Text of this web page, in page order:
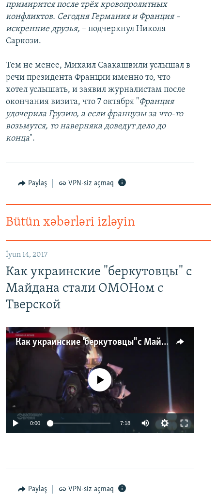
примирится после трёх кровопролитных
конфликтов. Сегодня Германия и Франция –
искренние друзья, – подчеркнул Николя
Саркози.
Тем не менее, Михаил Саакашвили услышал в
речи президента Франции именно то, что
хотел услышать, и заявил журналистам после
окончания визита, что 7 октября "Франция
удочерила Грузию, а если французы за что-то
возьмутся, то наверняка доведут дело до
конца".
Paylaş VPN-siz açmaq
Bütün xəbərləri izləyin
İyun 14, 2017
Как украинские "беркутовцы" с
Майдана стали ОМОНом с
Тверской
Как украинские "беркутовцы" с Майдана стали ОМОНом с Тверской
No media source currently available
0:00 7:18
Paylaş VPN-siz açmaq